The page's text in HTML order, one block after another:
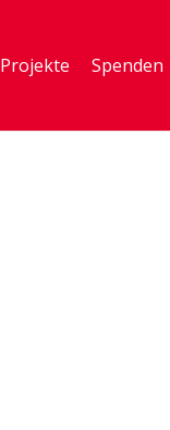
Projekte Spenden